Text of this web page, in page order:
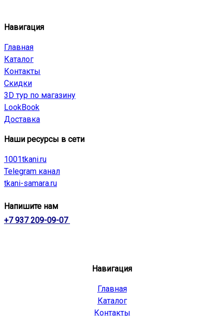
Навигация
Главная
Каталог
Контакты
Скидки
3D тур по магазину
LookBook
Доставка
Наши ресурсы в сети
1001tkani.ru
Telegram канал
tkani-samara.ru
Напишите нам
+7 937 209-09-07
Навигация
Главная
Каталог
Контакты